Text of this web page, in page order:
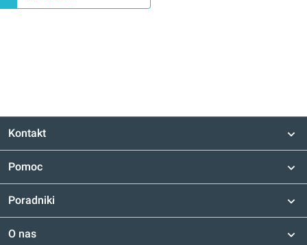
Kontakt
Pomoc
Poradniki
O nas